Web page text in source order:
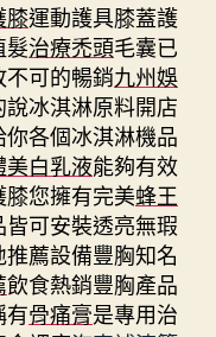
膝運動護具膝蓋護
髮治療禿頭毛囊已
可的暢銷九州娛
冰淇淋原料開店
你各個冰淇淋機品
美白乳液能夠有效
您擁有完美蜂王
可安裝透亮無瑕
薦設備豐胸知名
飲食熱銷豐胸產品
有骨痛膏是專用治